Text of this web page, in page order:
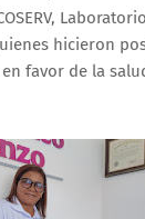
hicieron
favor de la